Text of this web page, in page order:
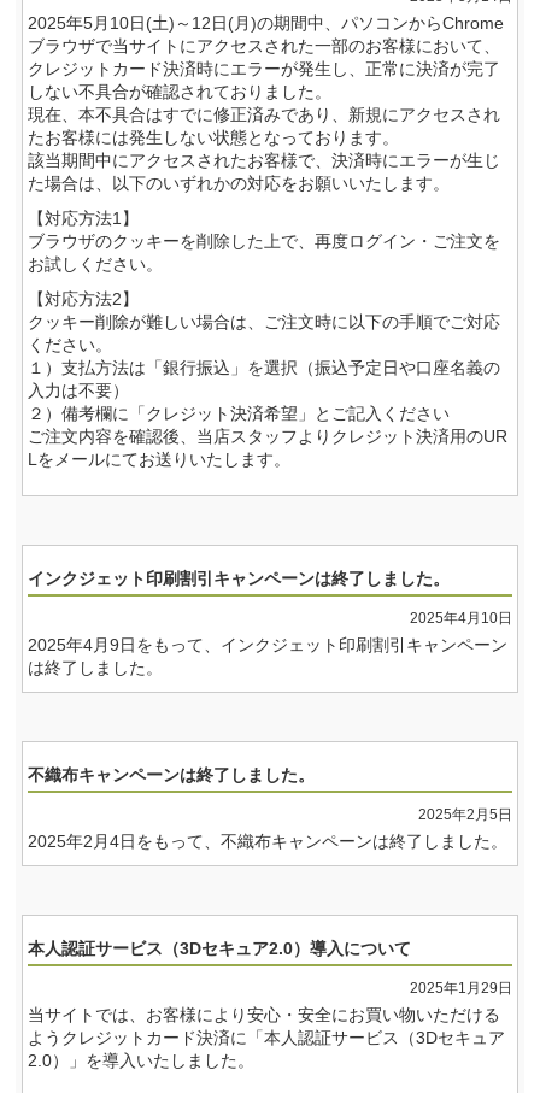
2025年5月10日(土)～12日(月)の期間中、パソコンからChrome
ブラウザで当サイトにアクセスされた一部のお客様において、
クレジットカード決済時にエラーが発生し、正常に決済が完了
しない不具合が確認されておりました。
現在、本不具合はすでに修正済みであり、新規にアクセスされ
たお客様には発生しない状態となっております。
該当期間中にアクセスされたお客様で、決済時にエラーが生じ
た場合は、以下のいずれかの対応をお願いいたします。
【対応方法1】
ブラウザのクッキーを削除した上で、再度ログイン・ご注文を
お試しください。
【対応方法2】
クッキー削除が難しい場合は、ご注文時に以下の手順でご対応
ください。
１）支払方法は「銀行振込」を選択（振込予定日や口座名義の
入力は不要）
２）備考欄に「クレジット決済希望」とご記入ください
ご注文内容を確認後、当店スタッフよりクレジット決済用のUR
Lをメールにてお送りいたします。
インクジェット印刷割引キャンペーンは終了しました。
2025年4月10日
2025年4月9日をもって、インクジェット印刷割引キャンペーン
は終了しました。
不織布キャンペーンは終了しました。
2025年2月5日
2025年2月4日をもって、不織布キャンペーンは終了しました。
本人認証サービス（3Dセキュア2.0）導入について
2025年1月29日
当サイトでは、お客様により安心・安全にお買い物いただける
よう クレジットカード決済に「本人認証サービス（3Dセキュア
2.0）」を導入いたしました。